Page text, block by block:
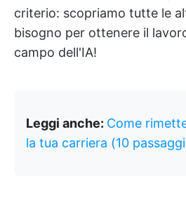
criterio: scopriamo tutte le
bisogno per ottenere il
campo dell'IA!
Leggi anche: Come
la tua carriera (10